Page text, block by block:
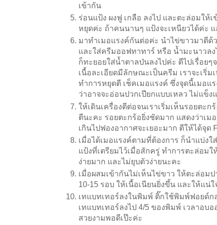
เข้ากัน
ร่อนแป้ง ผงฟู เกลือ ลงไป และตะล่อมให้
หยุดค่ะ ถ้าคนนานๆ แป้งจะเหนียวได้ค่ะ
มาทำเมอแรงค์กันต่อค่ะ นำไข่ขาวมาตีด้
และใส่ครีมออฟทาทาร์ หรือ น้ำมะนาวล
ก็ทะยอยใส่น้ำตาลป่นลงไปค่ะ ตีไปเรื่อย
เนื้อละเอียดมีลักษณะเป็นครีม เราจะเริ่ม
ทำการหยุดตี เช็คเมอแรงค์ ซึ่งจุดนี้เมอแ
ว่าอาจจะอ่อนปวกเปียกแบบเหลว ไม่แข็ง
ให้เดินเครื่องตีต่อจนเราเริ่มเห็นรอยตะ
ตีนะคะ รอยตะกร้อยิ่งชัดมาก แสดงว่าเม
เกินไปฟองอากาศจะเยอะมาก ตีให้ได้จุด
เมื่อได้เมอแรงค์ตามที่ต้องการ ก็นำแบ่ง
แป้งที่เตรียมไว้เมื่อสักครู่ ทำการตะล่อม
ง่ายมาก และไม่ยุบตัวง่ายนะคะ
เมื่อผสมเข้ากันไม่เห็นไข่ขาว ให้ตะล่อม
10-15 รอบ ให้เนื้อเนียนยิ่งขึ้น และให้แน่
เทแบทเทอร์ลงในพิมพ์ ติ๊กใช้พิมพ์ฟอยด์ก
เทแบทเทอร์ลงไป 4/5 ของพิมพ์ เวลาอบ
สวยงามพอดีเป๊ะค่ะ